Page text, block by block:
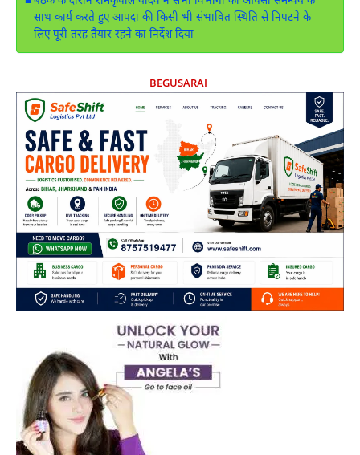
साथ कार्य करते हुए आपदा की किसी भी संभावित स्थिति से निपटने के
लिए पूरी तरह तैयार रहने का निर्देश दिया
BEGUSARAI